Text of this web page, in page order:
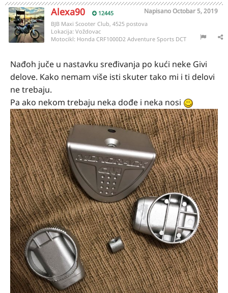
Alexa90 12445 NapisanoOctobar 5, 2019
BJB Maxi Scooter Club, 4525 postova
Lokacija: Voždovac
Motocikl: Honda CRF1000D2 Adventure Sports DCT
Nađoh juče u nastavku sređivanja po kući neke Givi
delove. Kako nemam više isti skuter tako mi i ti delovi
ne trebaju.
Pa ako nekom trebaju neka dođe i neka nosi